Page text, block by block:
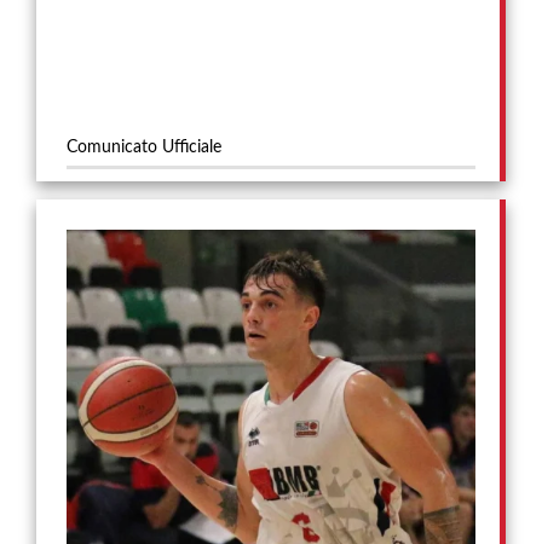
Comunicato Ufficiale